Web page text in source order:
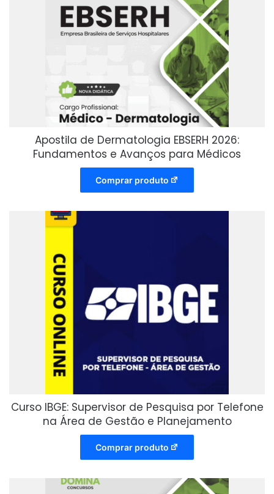
Apostila de Dermatologia EBSERH 2026:
Fundamentos e Avanços para Médicos
Comprar produto
Curso IBGE: Supervisor de Pesquisa por Telefone
na Área de Gestão e Planejamento
Comprar produto